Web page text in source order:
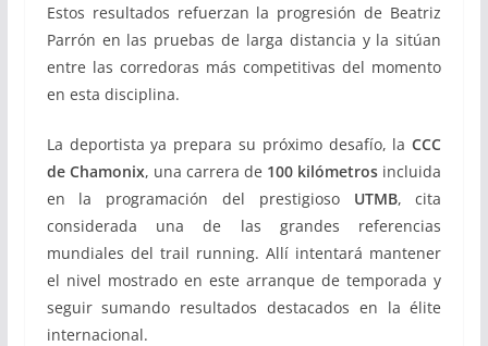
Estos resultados refuerzan la progresión de Beatriz
Parrón en las pruebas de larga distancia y la sitúan
entre las corredoras más competitivas del momento
en esta disciplina.
La deportista ya prepara su próximo desafío, laCCC
de Chamonix, una carrera de 100 kilómetros incluida
en la programación del prestigioso UTMB, cita
considerada una de las grandes referencias
mundiales del trail running. Allí intentará mantener
el nivel mostrado en este arranque de temporada y
seguir sumando resultados destacados en la élite
internacional.